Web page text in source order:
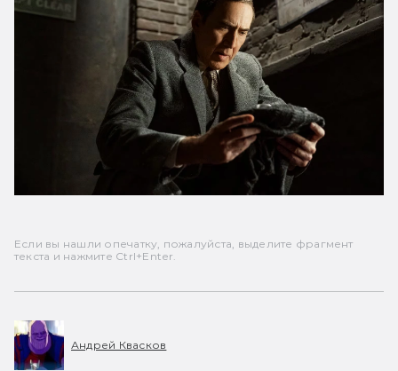
Если вы нашли опечатку, пожалуйста, выделите фрагмент
текста и нажмите Ctrl+Enter.
Андрей Квасков